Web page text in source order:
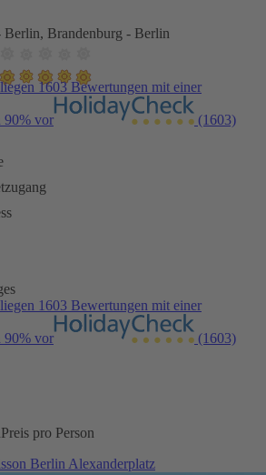
Berlin, Brandenburg - Berlin
1603 Bewertungen mit einer
90% vor
(1603)
1603 Bewertungen mit einer
90% vor
(1603)
Preis pro Person
Berlin Alexanderplatz